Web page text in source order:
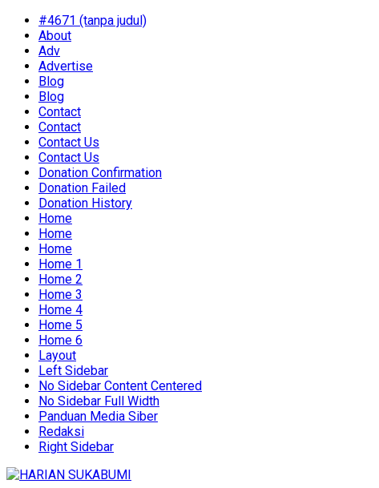
#4671 (tanpa judul)
About
Adv
Advertise
Blog
Blog
Contact
Contact
Contact Us
Contact Us
Donation Confirmation
Donation Failed
Donation History
Home
Home
Home
Home 1
Home 2
Home 3
Home 4
Home 5
Home 6
Layout
Left Sidebar
No Sidebar Content Centered
No Sidebar Full Width
Panduan Media Siber
Redaksi
Right Sidebar